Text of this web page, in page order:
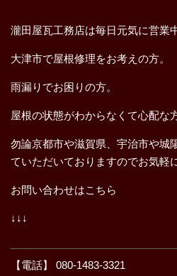
瀧田屋瓦工務店は毎日元気に営業
大津市で屋根修理をお考えの方。
雨漏りでお困りの方。
屋根の状態がわからなくて心配な方
勿論京都市や滋賀県、宇治市や城
ていただいておりますのでお気軽
お問い合わせはこちら
↓↓↓
【電話】 080-1483-3321